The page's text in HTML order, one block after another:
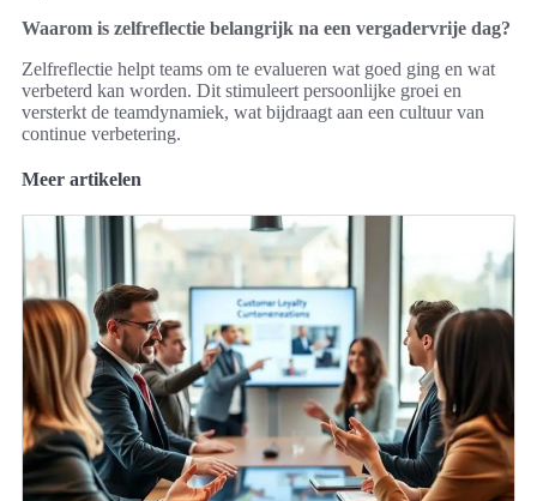
Waarom is zelfreflectie belangrijk na een vergadervrije dag?
Zelfreflectie helpt teams om te evalueren wat goed ging en wat
verbeterd kan worden. Dit stimuleert persoonlijke groei en
versterkt de teamdynamiek, wat bijdraagt aan een cultuur van
continue verbetering.
Meer artikelen